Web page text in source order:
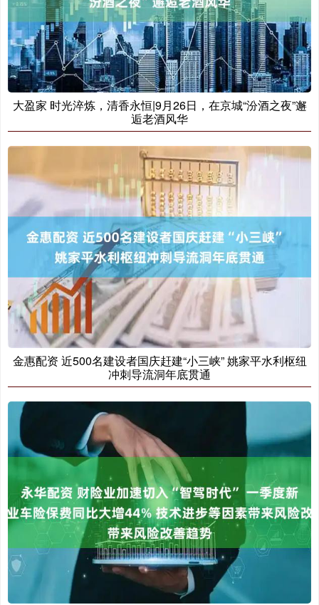
大盈家 时光淬炼，清香永恒|9月26日，在京城“汾酒之夜”邂
逅老酒风华
金惠配资 近500名建设者国庆赶建“小三峡” 姚家平水利枢纽
冲刺导流洞年底贯通